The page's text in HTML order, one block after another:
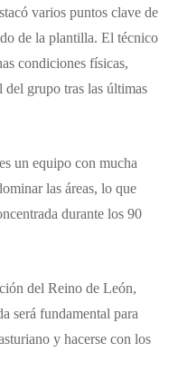
varios puntos clave de
de la plantilla. El técnico
condiciones físicas,
del grupo tras las últimas
un equipo con mucha
las áreas, lo que
durante los 90
del Reino de León,
será fundamental para
y hacerse con los